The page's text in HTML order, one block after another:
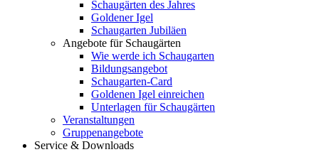
Schaugärten des Jahres
Goldener Igel
Schaugarten Jubiläen
Angebote für Schaugärten
Wie werde ich Schaugarten
Bildungsangebot
Schaugarten-Card
Goldenen Igel einreichen
Unterlagen für Schaugärten
Veranstaltungen
Gruppenangebote
Service & Downloads